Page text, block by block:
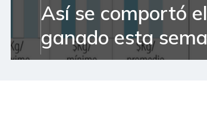
Así se comportó
ganado esta